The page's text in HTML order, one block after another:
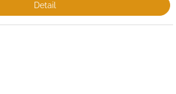
Detail